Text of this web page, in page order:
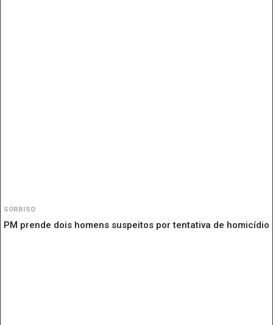
SORRISO
PM prende dois homens suspeitos por tentativa de homicídio